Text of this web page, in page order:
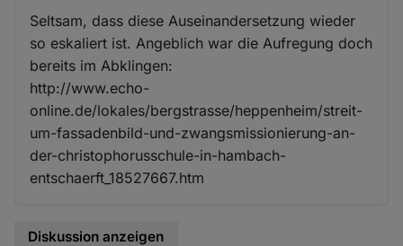
Seltsam, dass diese Auseinandersetzung wieder
so eskaliert ist. Angeblich war die Aufregung doch
bereits im Abklingen:
http://www.echo-
online.de/lokales/bergstrasse/heppenheim/streit-
um-fassadenbild-und-zwangsmissionierung-an-
der-christophorusschule-in-hambach-
entschaerft_18527667.htm
Diskussion anzeigen